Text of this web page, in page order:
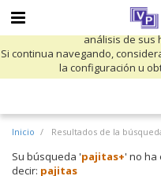
Utilizamos cookies propias y de
y mostrarle publicidad
análisis de sus
Si continua navegando,
la configuración u
Inicio Resultados de la
Su búsqueda 'pajitas+' no ha
decir: pajitas